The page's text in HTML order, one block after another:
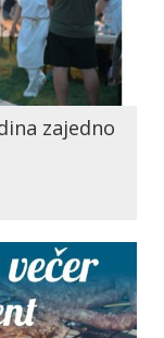
zajedno